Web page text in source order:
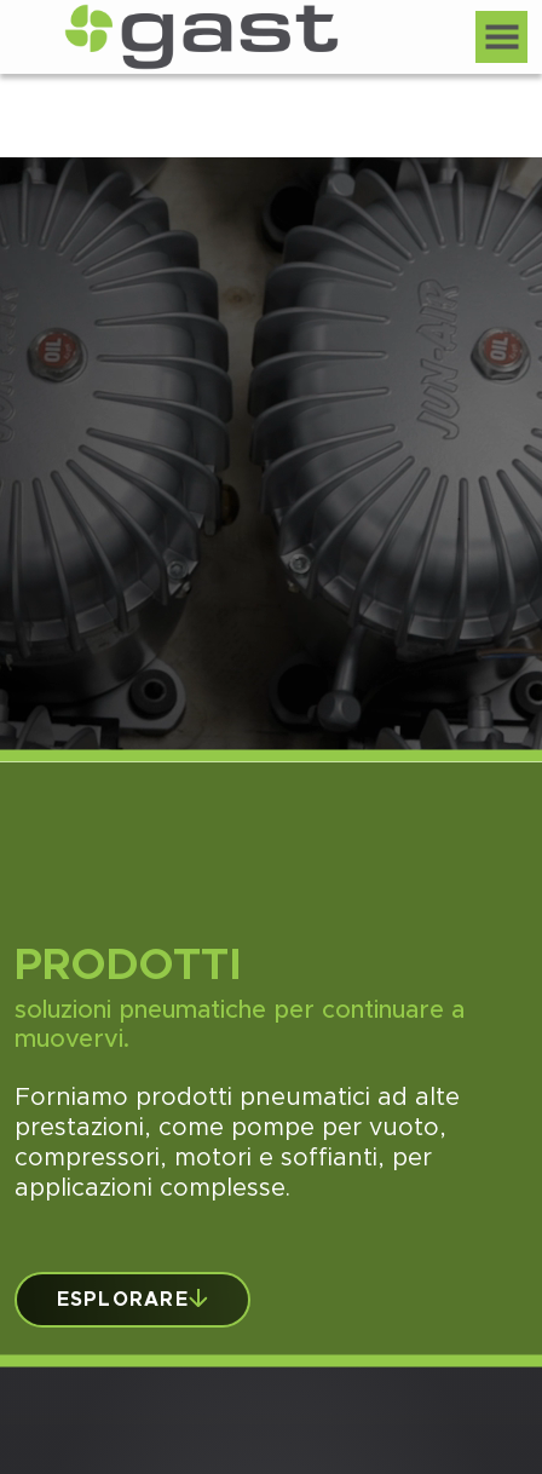
PRODOTTI
soluzioni pneumatiche per continuare a
muovervi.
Forniamo prodotti pneumatici ad alte
prestazioni, come pompe per vuoto,
compressori, motori e soffianti, per
applicazioni complesse.
ESPLORARE